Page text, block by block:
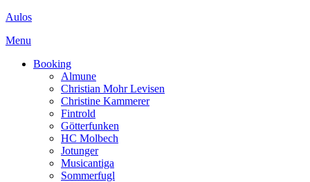
Spring
indhold
Aulos
Menu
Booking
Almune
Christian Mohr Levisen
Christine Kammerer
Fintrold
Götterfunken
HC Molbech
Jotunger
Musicantiga
Sommerfugl